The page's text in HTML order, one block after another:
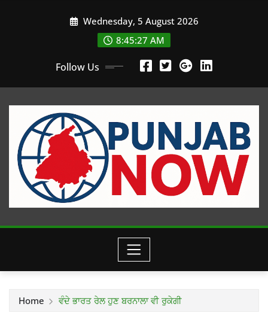
Wednesday, 5 August 2026
8:45:27 AM
Follow Us
Home ਵੰਦੇ ਭਾਰਤ ਰੇਲ ਹੁਣ ਬਰਨਾਲਾ ਵੀ ਰੁਕੇਗੀ